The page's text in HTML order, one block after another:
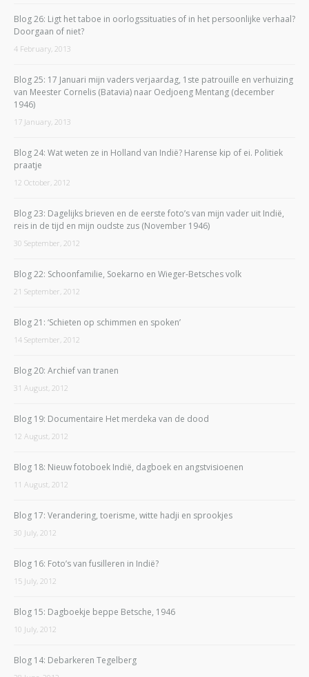
Blog 26: Ligt het taboe in oorlogssituaties of in het persoonlijke verhaal?
Doorgaan of niet?
4 February, 2013
Blog 25: 17 Januari mijn vaders verjaardag, 1ste patrouille en verhuizing
van Meester Cornelis (Batavia) naar Oedjoeng Mentang (december
1946)
17 January, 2013
Blog 24: Wat weten ze in Holland van Indië? Harense kip of ei. Politiek
praatje
12 October, 2012
Blog 23: Dagelijks brieven en de eerste foto’s van mijn vader uit Indië,
reis in de tijd en mijn oudste zus (November 1946)
30 September, 2012
Blog 22: Schoonfamilie, Soekarno en Wieger-Betsches volk
21 September, 2012
Blog 21: ‘Schieten op schimmen en spoken’
14 September, 2012
Blog 20: Archief van tranen
31 August, 2012
Blog 19: Documentaire Het merdeka van de dood
12 August, 2012
Blog 18: Nieuw fotoboek Indië, dagboek en angstvisioenen
11 August, 2012
Blog 17: Verandering, toerisme, witte hadji en sprookjes
30 July, 2012
Blog 16: Foto’s van fusilleren in Indië?
15 July, 2012
Blog 15: Dagboekje beppe Betsche, 1946
10 July, 2012
Blog 14: Debarkeren Tegelberg